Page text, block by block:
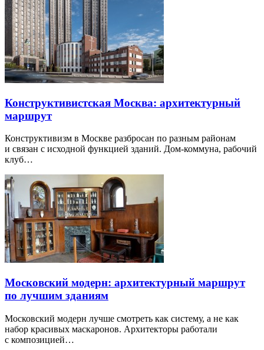
Конструктивистская Москва: архитектурный
маршрут
Конструктивизм в Москве разбросан по разным районам
и связан с исходной функцией зданий. Дом-коммуна, рабочий
клуб…
Московский модерн: архитектурный маршрут
по лучшим зданиям
Московский модерн лучше смотреть как систему, а не как
набор красивых маскаронов. Архитекторы работали
с композицией…